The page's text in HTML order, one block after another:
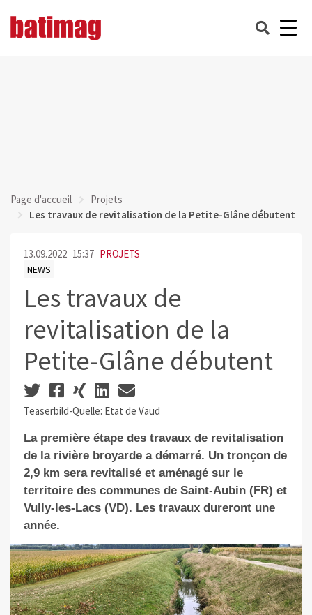
Page d'accueil
Projets
Les travaux de revitalisation de la Petite-Glâne débutent
13.09.2022 15:37 PROJETS
NEWS
Les travaux de
revitalisation de la
Petite-Glâne débutent
Teaserbild-Quelle: Etat de Vaud
La première étape des travaux de revitalisation
de la rivière broyarde a démarré. Un tronçon de
2,9 km sera revitalisé et aménagé sur le
territoire des communes de Saint-Aubin (FR) et
Vully-les-Lacs (VD). Les travaux dureront une
année.